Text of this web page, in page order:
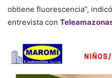
obtiene fluorescencia”,
entrevista con